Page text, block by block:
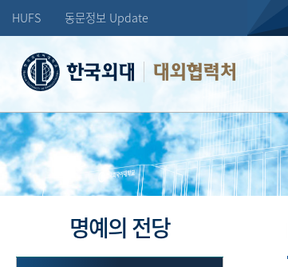
HUFS 동문정보 Update
대외협력처
명예의 전당